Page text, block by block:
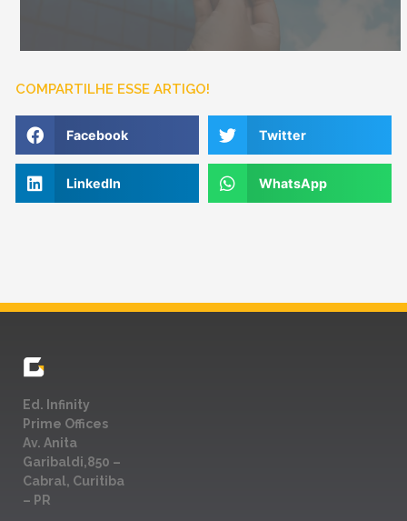
COMPARTILHE ESSE ARTIGO!
Facebook Twitter
LinkedIn WhatsApp
Ed. Infinity
Prime Offices
Av. Anita
Garibaldi,850 –
Cabral, Curitiba
– PR